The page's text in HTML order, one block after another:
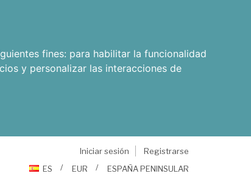
fines: para habilitar la funcionalidad
y personalizar las interacciones de
Iniciar sesión
Registrarse
ES
EUR ESPAÑA PENINSULAR